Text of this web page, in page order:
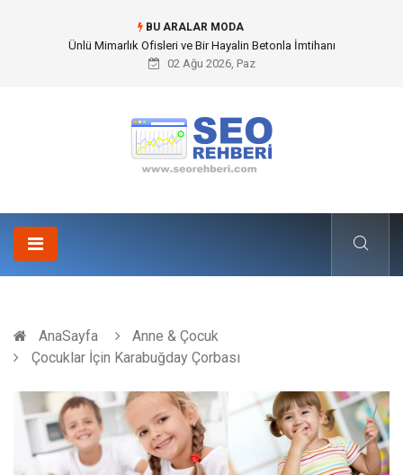
BU ARALAR MODA
Doğalgazlı Şömine Kültürü ve Modern İç Mekan Mimarisindeki Yeri
02 Ağu 2026, Paz
AnaSayfa
Anne & Çocuk
Çocuklar İçin Karabuğday Çorbası